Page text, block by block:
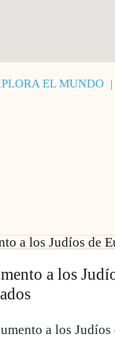
EL MUNDO |
a los
a los Judíos